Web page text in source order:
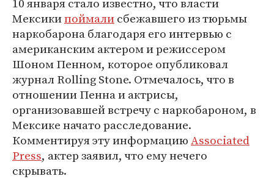
Мексикипоймалисбежавшего из тюрьмы
наркобарона благодаря его интервью с
американским актером и режиссером
Шоном Пенном, которое опубликовал
журнал Rolling Stone. Отмечалось, что в
отношении Пенна и актрисы,
организовавшей встречу с наркобароном, в
Мексике начато расследование.
Комментируя эту информациюAssociated
Press, актер заявил, что ему нечего
скрывать.